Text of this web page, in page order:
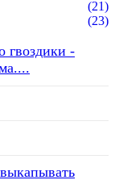
(21)
(23)
гвоздики -